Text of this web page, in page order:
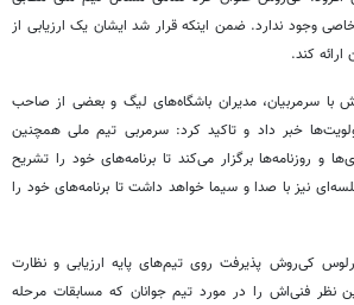
وجود ندارد. ضمن اینکه قرار شد ایشان یک ارزیابی از
کند.
سرمربیان، مدیران باشگاه‌های لیگ و بعضی از صاحب
خبر داد و تاکید کرد: سرمربی تیم ملی همچنین
و روزنامه‌ها برگزار می‌کند تا برنامه‌های خود را تشریح
نیز با صدا و سیما خواهد داشت تا برنامه‌های خود را
کی‌روش پذیرفت روی تیم‌های پایه ارزیابی و نظارت
نظر فنی‌اش را در مورد تیم جوانان که مسابقات مرحله